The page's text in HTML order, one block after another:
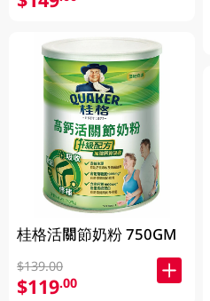
桂格活關節奶粉 750GM
$139.00
$119.00